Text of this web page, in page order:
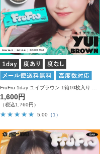
1,600円
（税込1,760円）
5.00 （1）